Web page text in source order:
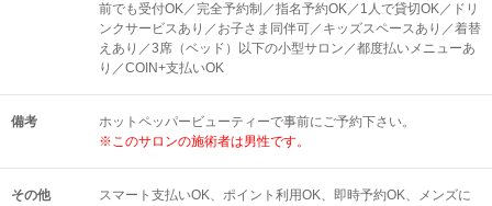
前でも受付OK／完全予約制／指名予約OK／1人で貸切OK／ドリ
ンクサービスあり／お子さま同伴可／キッズスペースあり／着替
えあり／3席（ベッド）以下の小型サロン／都度払いメニューあ
り／COIN+支払いOK
備考
ホットペッパービューティーで事前にご予約下さい。
※このサロンの施術者は男性です。
その他 スマート支払いOK ポイント利用OK 即時予約OK
メンズに